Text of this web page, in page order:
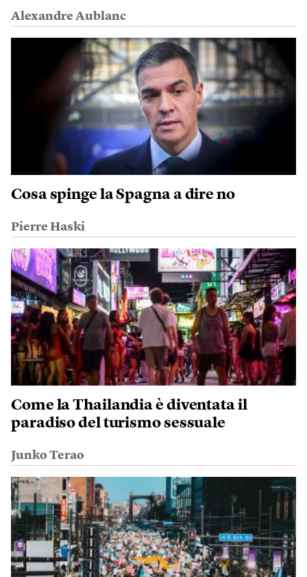
Alexandre Aublanc
Cosa spinge la Spagna a dire no
Pierre Haski
Come la Thailandia è diventata il
paradiso del turismo sessuale
Junko Terao